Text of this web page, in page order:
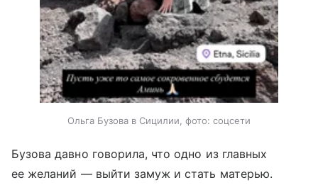
Ольга Бузова в Сицилии, фото: соцсети
Бузова давно говорила, что одно из главных
ее желаний — выйти замуж и стать матерью.